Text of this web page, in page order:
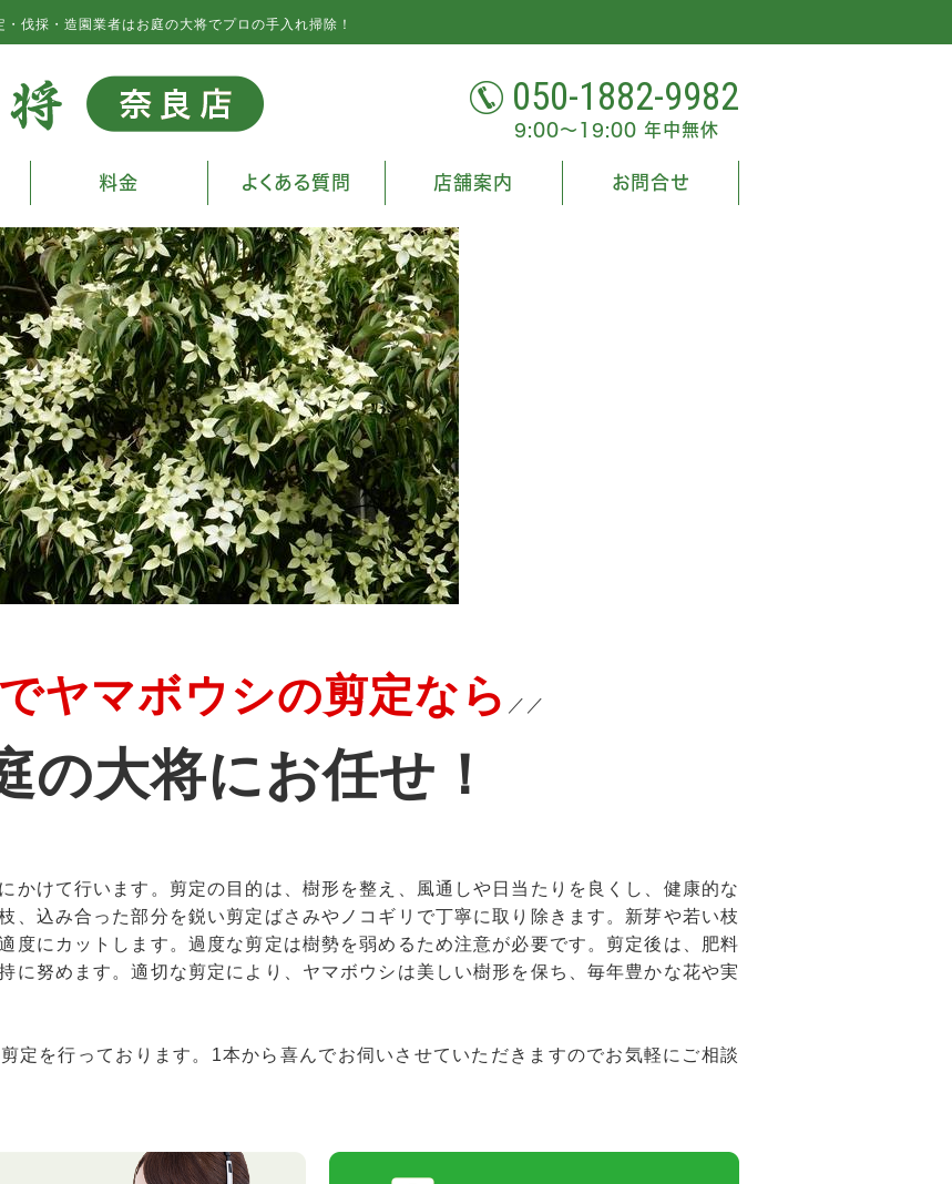
伐採・造園業者はお庭の大将でプロの手入れ掃除！
050-1882-9982
9:00～19:00 年中無休
料金 よくある質問 店舗案内 お問合せ
ヤマボウシの剪定なら ／／
の大将にお任せ！
かけて行います。剪定の目的は、樹形を整え、風通しや日当たりを良くし、健康的な
、込み合った部分を鋭い剪定ばさみやノコギリで丁寧に取り除きます。新芽や若い枝
度にカットします。過度な剪定は樹勢を弱めるため注意が必要です。剪定後は、肥料
に努めます。適切な剪定により、ヤマボウシは美しい樹形を保ち、毎年豊かな花や実
定を行っております。1本から喜んでお伺いさせていただきますのでお気軽にご相談